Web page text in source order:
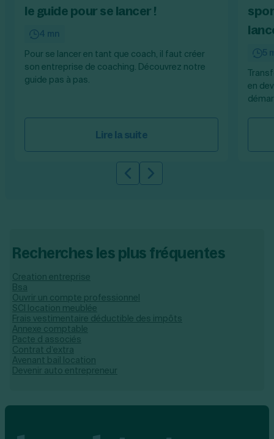
le guide pour se lancer !
4 mn
Pour se lancer en tant que coach, il faut créer
son entreprise de coaching. Découvrez notre
guide pas à pas.
Lire la suite
5
en
Slide précédente
Slide suivante
Recherches les plus fréquentes
Creation entreprise
Bsa
Ouvrir un compte professionnel
SCI location meublée
Frais vestimentaire déductible des impôts
Annexe comptable
Pacte d associés
Contrat d’extra
Avenant bail location
Devenir auto entrepreneur